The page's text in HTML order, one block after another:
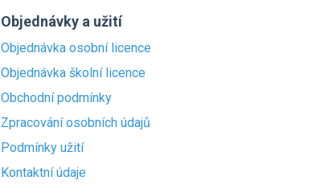
Objednávky a užití
Objednávka osobní licence
Objednávka školní licence
Obchodní podmínky
Zpracování osobních údajů
Podmínky užití
Kontaktní údaje